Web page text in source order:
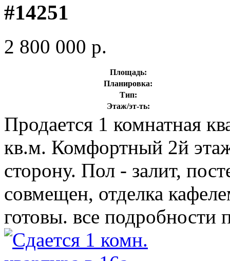
#14251
2 800 000 р.
Площадь:
Планировка:
Тип:
Этаж/эт-ть:
Продается 1 комнатная
кв.м. Комфортный 2й
сторону. Пол - залит,
совмещен, отделка
готовы. все подробности